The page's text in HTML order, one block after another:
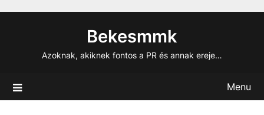
Bekesmmk
Azoknak, akiknek fontos a PR és annak ereje…
Menu